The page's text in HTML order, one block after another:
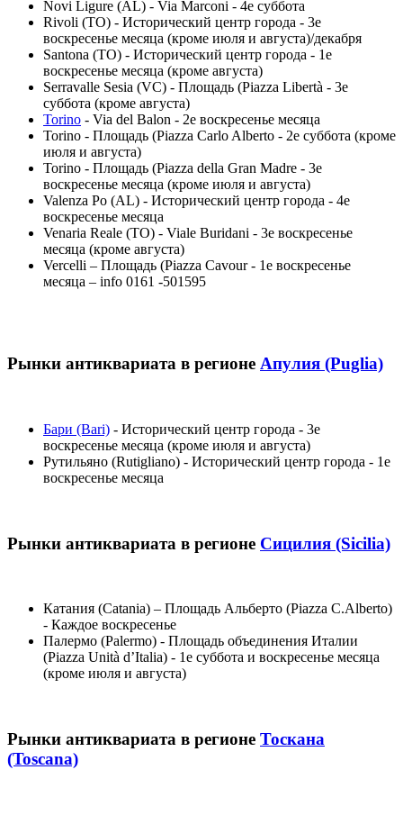
Novi Ligure (AL) - Via Marconi - 4е суббота
Rivoli (TO) - Исторический центр города - 3е
воскресенье месяца (кроме июля и августа)/декабря
Santona (TO) - Исторический центр города - 1е
воскресенье месяца (кроме августа)
Serravalle Sesia (VC) - Площадь (Piazza Libertà - 3е
суббота (кроме августа)
Torino - Via del Balon - 2е воскресенье месяца
Torino - Площадь (Piazza Carlo Alberto - 2е суббота (кроме
июля и августа)
Torino - Площадь (Piazza della Gran Madre - 3е
воскресенье месяца (кроме июля и августа)
Valenza Po (AL) - Исторический центр города - 4е
воскресенье месяца
Venaria Reale (TO) - Viale Buridani - 3е воскресенье
месяца (кроме августа)
Vercelli – Площадь (Piazza Cavour - 1е воскресенье
месяца – info 0161 -501595
Рынки антиквариата в регионе Апулия (Puglia)
Бари (Bari) - Исторический центр города - 3е
воскресенье месяца (кроме июля и августа)
Рутильяно (Rutigliano) - Исторический центр города - 1е
воскресенье месяца
Рынки антиквариата в регионе Сицилия (Sicilia)
Катания (Catania) – Площадь Альберто (Piazza C.Alberto)
- Каждое воскресенье
Палермо (Palermo) - Площадь объединения Италии
(Piazza Unità d’Italia) - 1е суббота и воскресенье месяца
(кроме июля и августа)
Рынки антиквариата в регионе Тоскана
(Toscana)